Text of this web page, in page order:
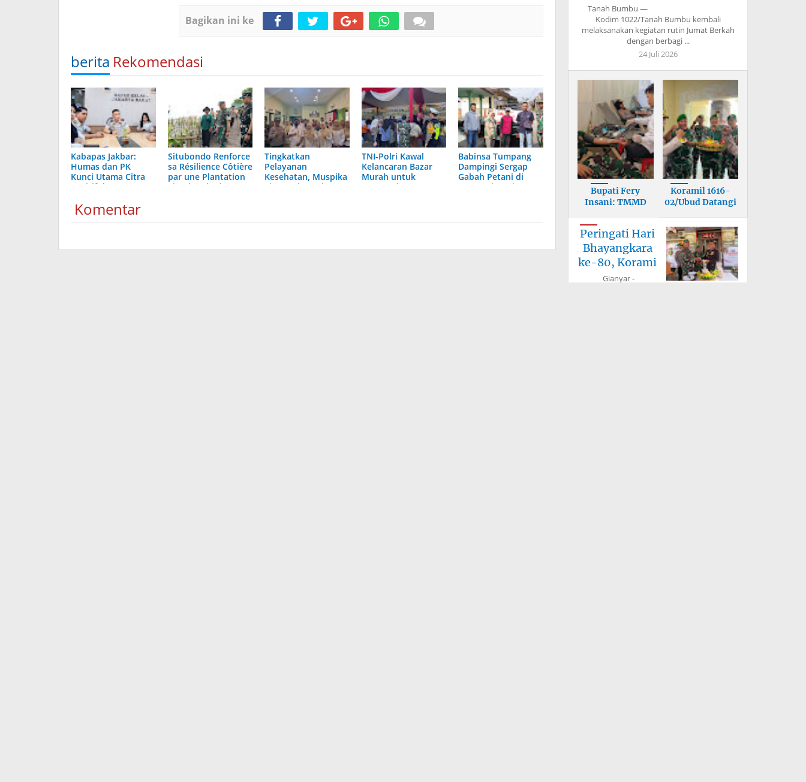
Bagikan ini ke
berita Rekomendasi
Kabapas Jakbar:
Humas dan PK
Kunci Utama Citra
Positif dan
Pemasyarakatan
Situbondo Renforce
sa Résilience Côtière
par une Plantation
Simultanée de
Tingkatkan
Pelayanan
Kesehatan, Muspika
Tirtoyudo Perkuat
TNI-Polri Kawal
Kelancaran Bazar
Murah untuk
Masyarakat
Babinsa Tumpang
Dampingi Sergap
Gabah Petani di
Desa Pulungdowo
Komentar
Tanah Bumbu —
Kodim 1022/Tanah Bumbu kembali
melaksanakan kegiatan rutin Jumat Berkah
dengan berbagi ...
24 Juli 2026
Bupati Fery
Insani: TMMD
Koramil 1616-
02/Ubud Datangi
Peringati Hari
Bhayangkara
ke-80, Korami
Gianyar -